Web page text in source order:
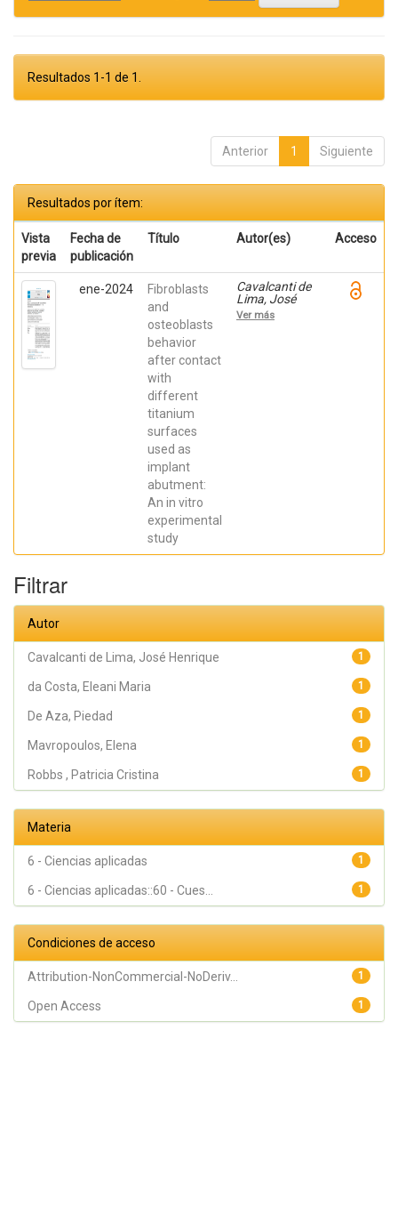
Resultados 1-1 de 1.
Anterior 1 Siguiente
Resultados por ítem:
Vista
previa
Fecha de
publicación
Título Autor(es) Acceso
ene-2024
Fibroblasts
and
osteoblasts
behavior
after contact
with
different
titanium
surfaces
used as
implant
abutment:
An in vitro
experimental
study
Cavalcanti de
Lima, José
Henrique;
Robbs ,
Ver más
Filtrar
Autor
1
Cavalcanti de Lima, José Henrique
1
da Costa, Eleani Maria
1
De Aza, Piedad
1
Mavropoulos, Elena
1
Robbs , Patricia Cristina
Materia
1
6 - Ciencias aplicadas
1
6 - Ciencias aplicadas::60 - Cues...
Condiciones de acceso
1
Attribution-NonCommercial-NoDeriv...
1
Open Access